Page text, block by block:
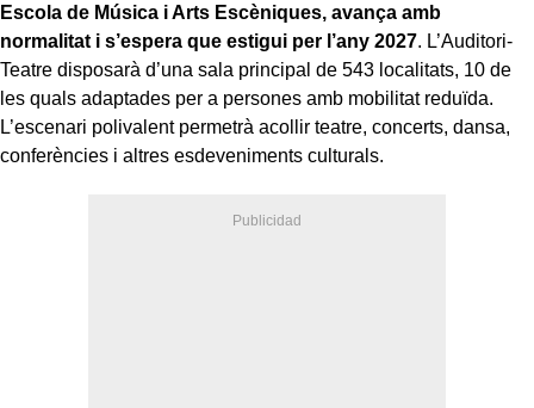
Escola de Música i Arts Escèniques, avança amb
normalitat i s’espera que estigui per l’any 2027. L’Auditori-
Teatre disposarà d’una sala principal de 543 localitats, 10 de
les quals adaptades per a persones amb mobilitat reduïda.
L’escenari polivalent permetrà acollir teatre, concerts, dansa,
conferències i altres esdeveniments culturals.